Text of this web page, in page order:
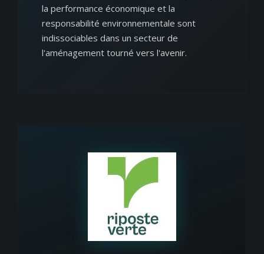
la performance économique et la
responsabilité environnementale sont
indissociables dans un secteur de
l'aménagement tourné vers l'avenir.